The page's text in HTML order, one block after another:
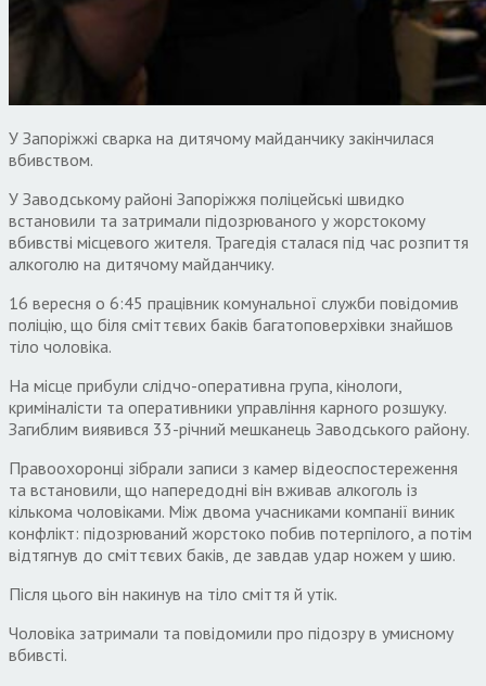
У Запоріжжі сварка на дитячому майданчику закінчилася
вбивством.
У Заводському районі Запоріжжя поліцейські швидко
встановили та затримали підозрюваного у жорстокому
вбивстві місцевого жителя. Трагедія сталася під час розпиття
алкоголю на дитячому майданчику.
16 вересня о 6:45 працівник комунальної служби повідомив
поліцію, що біля сміттєвих баків багатоповерхівки знайшов
тіло чоловіка.
На місце прибули слідчо-оперативна група, кінологи,
криміналісти та оперативники управління карного розшуку.
Загиблим виявився 33-річний мешканець Заводського району.
Правоохоронці зібрали записи з камер відеоспостереження
та встановили, що напередодні він вживав алкоголь із
кількома чоловіками. Між двома учасниками компанії виник
конфлікт: підозрюваний жорстоко побив потерпілого, а потім
відтягнув до сміттєвих баків, де завдав удар ножем у шию.
Після цього він накинув на тіло сміття й утік.
Чоловіка затримали та повідомили про підозру в умисному
вбивсті.